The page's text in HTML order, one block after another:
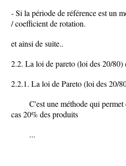
- Si la période de référence est un
/ coefficient de rotation.
et ainsi de suite..
2.2. La loi de pareto (loi des 20/
2.2.1. La loi de Pareto (loi des 20/
C'est une méthode qui
cas 20% des produits
...